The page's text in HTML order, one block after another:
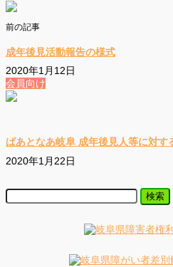
前の記事
成年後見活動報告の様式
2020年1月12日
会員向け
ぱあとなあ岐阜 成年後見人等に対す
2020年1月22日